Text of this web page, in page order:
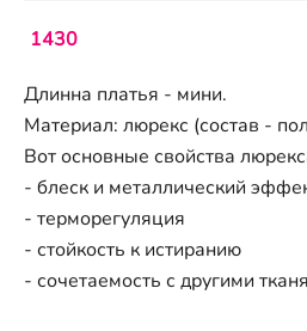
1430
Длинна платья - мини.
Материал: люрекс (состав -
Вот основные свойства
- блеск и металлический
- терморегуляция
- стойкость к истиранию
- сочетаемость с другими